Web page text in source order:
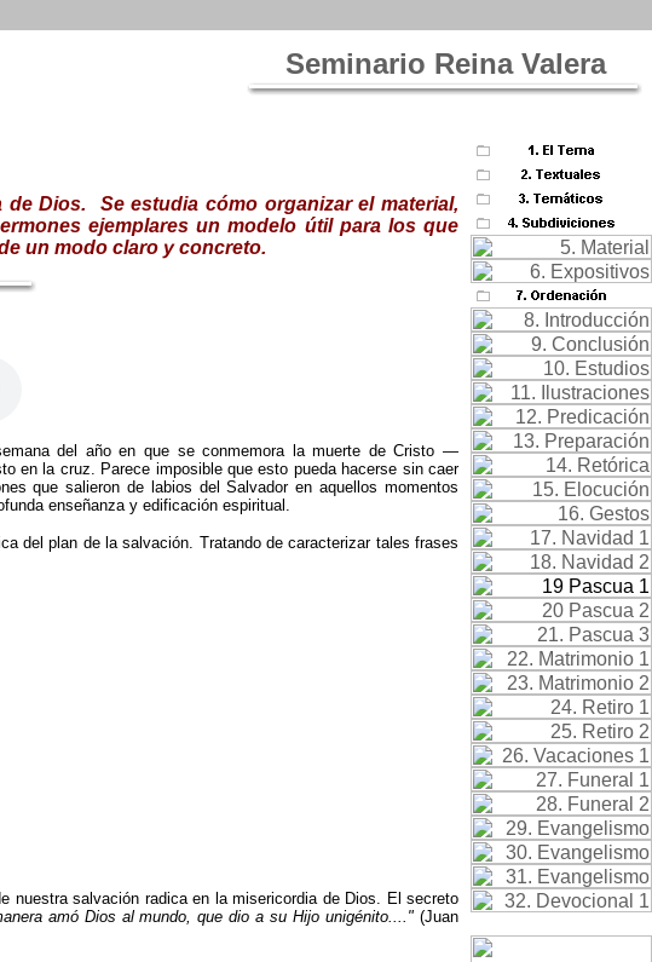
Seminario Reina Valera
Dios. Se estudia cómo organizar el material,
ejemplares un modelo útil para los que
un modo claro y concreto.
del año en que se conmemora la muerte de Cristo —
en la cruz. Parece imposible que esto pueda hacerse sin caer
que salieron de labios del Salvador en aquellos momentos
enseñanza y edificación espiritual.
del plan de la salvación. Tratando de caracterizar tales frases
nuestra salvación radica en la misericordia de Dios. El secreto
amó Dios al mundo, que dio a su Hijo unigénito.... " (Juan